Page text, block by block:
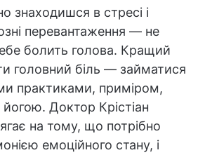
знаходишся в стресі і
перевантаження — не
болить голова. Кращий
головний біль — займатися
практиками, приміром,
Доктор Крістіан
на тому, що потрібно
емоційного стану, і